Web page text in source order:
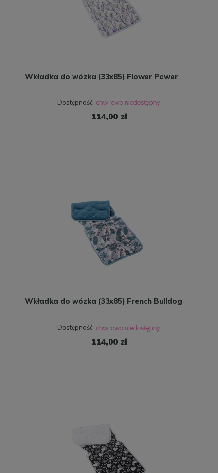
Wkładka do wózka (33x85) Flower Power
Dostępność:
114,00 zł
Wkładka do wózka (33x85) French Bulldog
Dostępność:
114,00 zł